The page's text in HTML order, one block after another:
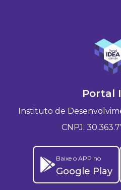
Portal
Instituto de
CNPJ:
Baixe o APP no
Google Play